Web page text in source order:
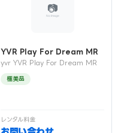
YVR Play For Dream MR
yvr YVR Play For Dream MR
極美品
レンタル料金